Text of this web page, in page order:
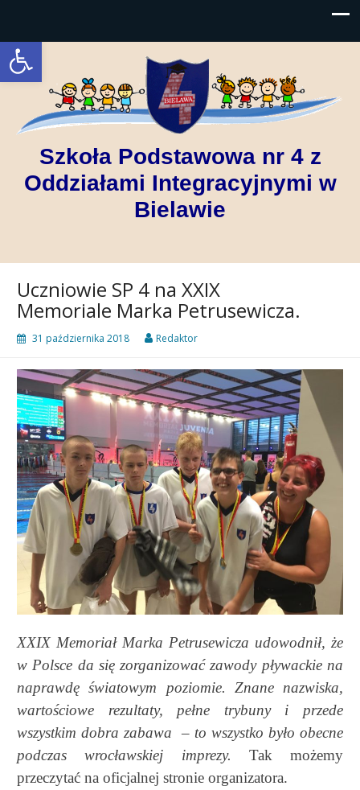
Open toolbar
Szkoła Podstawowa nr 4 z
Oddziałami Integracyjnymi w
Bielawie
Uczniowie SP 4 na XXIX
Memoriale Marka Petrusewicza.
31 października 2018 Redaktor
XXIX Memoriał Marka Petrusewicza udowodnił, że
w Polsce da się zorganizować zawody pływackie na
naprawdę światowym poziomie. Znane nazwiska,
wartościowe rezultaty, pełne trybuny i przede
wszystkim dobra zabawa – to wszystko było obecne
podczas wrocławskiej imprezy. Tak możemy
przeczytać na oficjalnej stronie organizatora.